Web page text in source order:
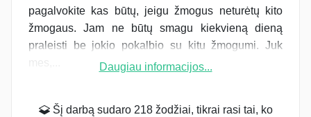
pagalvokite kas būtų, jeigu žmogus neturėtų kito
žmogaus. Jam ne būtų smagu kiekvieną dieną
praleisti be jokio pokalbio su kitu žmogumi. Juk
Daugiau informacijos...
Šį darbą sudaro 218 žodžiai, tikrai rasi tai, ko